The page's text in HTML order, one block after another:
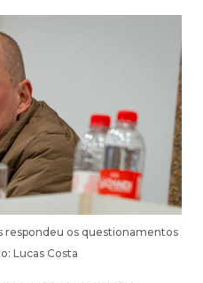
respondeu os questionamentos
Lucas Costa